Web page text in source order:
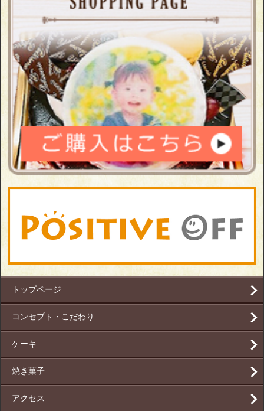
トップページ
コンセプト・こだわり
ケーキ
焼き菓子
アクセス